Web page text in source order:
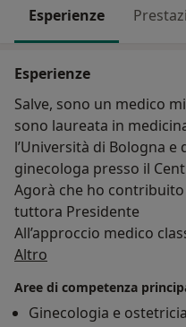
Esperienze
Esperienze
Salve, sono un medico
sono laureata in
l’Università di Bologna e
ginecologa presso il
Agorà che ho
tuttora Presidente
All’approccio medico
conoscenza
Medicina
Bologna per poter
Altro
Aree di competenza
Ginecologia e ostetricia